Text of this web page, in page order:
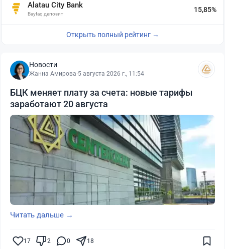
Alatau City Bank
Baytaq депозит
15,85%
Открыть полный рейтинг →
Новости
Жанна Амирова·5 августа 2026 г., 11:54
БЦК меняет плату за счета: новые тарифы
заработают 20 августа
Читать дальше →
17 2 0 18